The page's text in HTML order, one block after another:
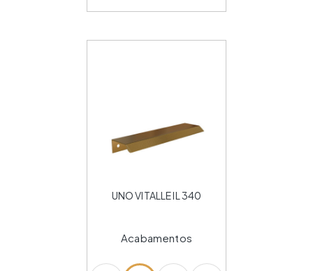
UNO VITALLE IL 340
Acabamentos